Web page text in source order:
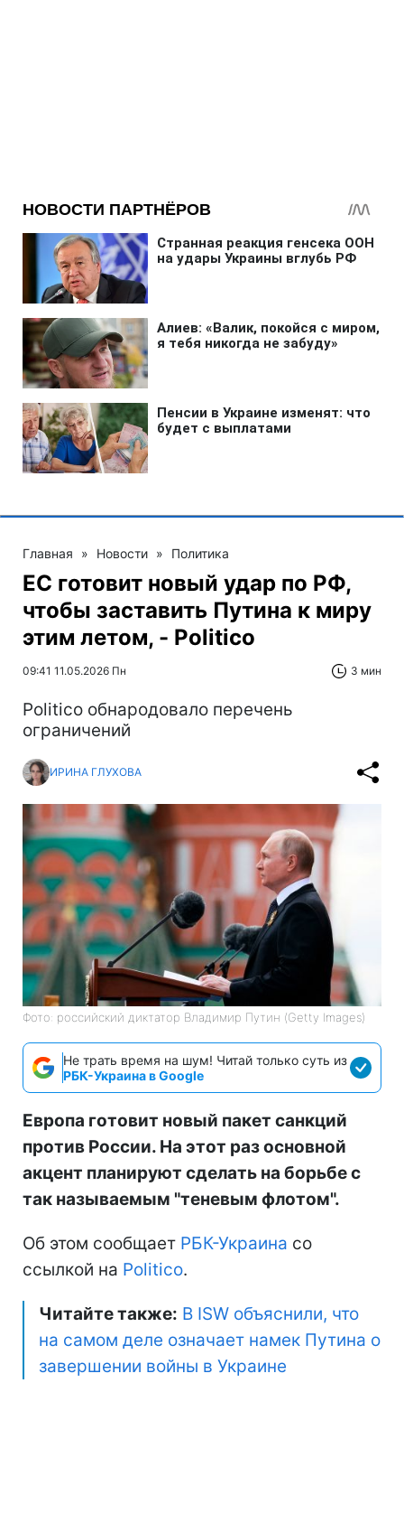
Главная » Новости » Политика
ЕС готовит новый удар по РФ,
чтобы заставить Путина к миру
этим летом, - Politico
09:41 11.05.2026 Пн 3 мин
Politico обнародовало перечень
ограничений
ИРИНА ГЛУХОВА
Фото: российский диктатор Владимир Путин (Getty Images)
Не трать время на шум! Читай только суть из
РБК-Украина в Google
Европа готовит новый пакет санкций
против России. На этот раз основной
акцент планируют сделать на борьбе с
так называемым "теневым флотом".
Об этом сообщает РБК-Украина со
ссылкой на Politico.
Читайте также: В ISW объяснили, что
на самом деле означает намек Путина о
завершении войны в Украине